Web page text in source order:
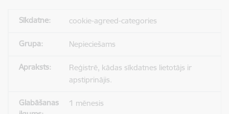
cookie-agreed-categories
Nepieciešams
Reģistrē, kādas sīkdatnes lietotājs ir
apstiprinājis.
1 mēnesis